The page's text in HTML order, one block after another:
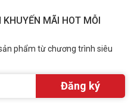
MÃI HOT MỖI
phẩm từ chương trình siêu